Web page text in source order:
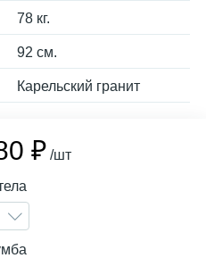
78 кг.
92 см.
Карельский гранит
₽ /шт